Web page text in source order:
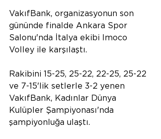
VakıfBank, organizasyonun son
gününde finalde Ankara Spor
Salonu'nda İtalya ekibi Imoco
Volley ile karşılaştı.
Rakibini 15-25, 25-22, 22-25, 25-22
ve 7-15'lik setlerle 3-2 yenen
VakıfBank, Kadınlar Dünya
Kulüpler Şampiyonası'nda
şampiyonluğa ulaştı.